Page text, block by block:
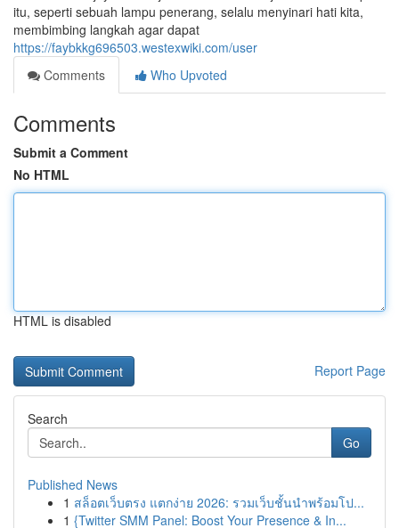
itu, seperti sebuah lampu penerang, selalu menyinari hati kita,
membimbing langkah agar dapat
https://faybkkg696503.westexwiki.com/user
Comments
Who Upvoted
Comments
Submit a Comment
No HTML
HTML is disabled
Report Page
Search
Go
Published News
1 สล็อตเว็บตรง แตกง่าย 2026: รวมเว็บชั้นนำพร้อมโป...
1 {Twitter SMM Panel: Boost Your Presence & In...